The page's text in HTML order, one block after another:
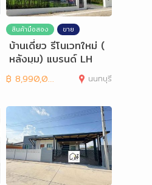
สินค้ามือสอง ขาย
บ้านเดี่ยว รีโนเวทใหม่ (
หลังมุม) แบรนด์ LH
฿ 8,990,000 นนทบุรี